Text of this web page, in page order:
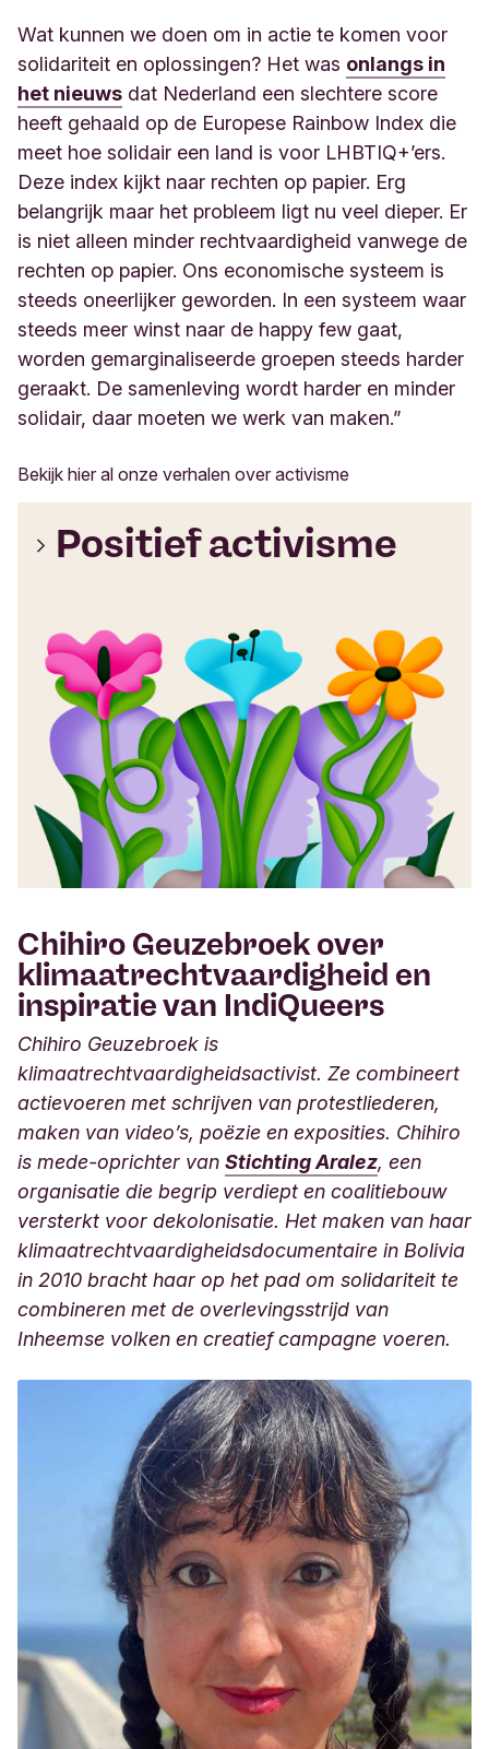
Wat kunnen we doen om in actie te komen voor
solidariteit en oplossingen? Het was onlangs in
het nieuws dat Nederland een slechtere score
heeft gehaald op de Europese Rainbow Index die
meet hoe solidair een land is voor LHBTIQ+’ers.
Deze index kijkt naar rechten op papier. Erg
belangrijk maar het probleem ligt nu veel dieper. Er
is niet alleen minder rechtvaardigheid vanwege de
rechten op papier. Ons economische systeem is
steeds oneerlijker geworden. In een systeem waar
steeds meer winst naar de happy few gaat,
worden gemarginaliseerde groepen steeds harder
geraakt. De samenleving wordt harder en minder
solidair, daar moeten we werk van maken.”
Bekijk hier al onze verhalen over activisme
Positief activisme
Chihiro Geuzebroek over
klimaatrechtvaardigheid en
inspiratie van IndiQueers
Chihiro Geuzebroek is
klimaatrechtvaardigheidsactivist. Ze combineert
actievoeren met schrijven van protestliederen,
maken van video’s, poëzie en exposities. Chihiro
is mede-oprichter van Stichting Aralez, een
organisatie die begrip verdiept en coalitiebouw
versterkt voor dekolonisatie. Het maken van haar
klimaatrechtvaardigheidsdocumentaire in Bolivia
in 2010 bracht haar op het pad om solidariteit te
combineren met de overlevingsstrijd van
Inheemse volken en creatief campagne voeren.